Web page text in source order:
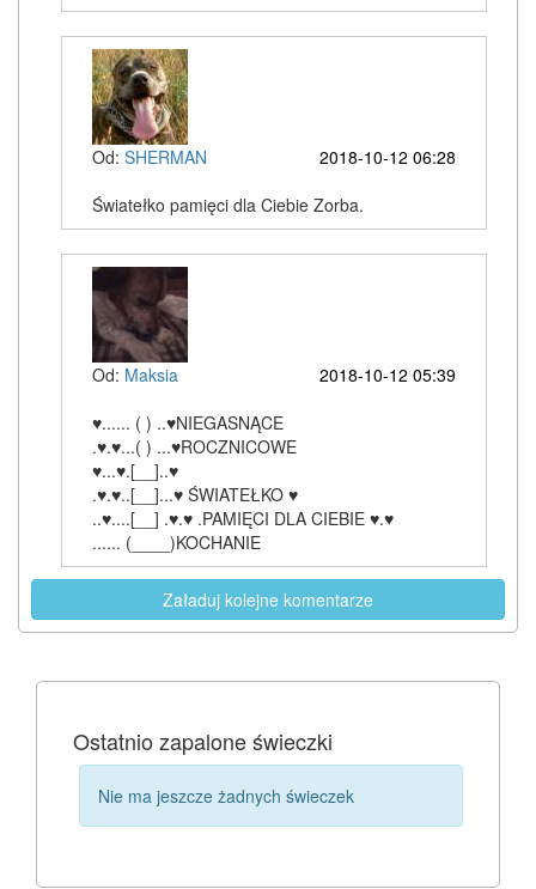
Od: SHERMAN
2018-10-12 06:28
Światełko pamięci dla Ciebie Zorba.
Od: Maksia
2018-10-12 05:39
♥...... ( ) ..♥NIEGASNĄCE
.♥.♥...( ) ...♥ROCZNICOWE
♥...♥.[__]..♥
.♥.♥..[__]...♥ ŚWIATEŁKO ♥
..♥....[__] .♥.♥ .PAMIĘCI DLA CIEBIE ♥.♥
...... (____)KOCHANIE
Załaduj kolejne komentarze
Ostatnio zapalone świeczki
Nie ma jeszcze żadnych świeczek